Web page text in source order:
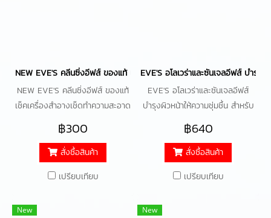
NEW EVE'S คลีนซิ่งอีฟส์ ของแท้ เช็คเครื่องสำอางเช็ดทำความสะอาดผิวหน้า
NEW EVE'S คลีนซิ่งอีฟส์ ของแท้
เช็คเครื่องสำอางเช็ดทำความสะอาด
ผิวหน้า THYME CLEANSING
MICELLAE WATER
฿300
สั่งซื้อสินค้า
เปรียบเทียบ
EVE'S อโลเวร่าและซันเจลอีฟส์ บำรุ
EVE'S อโลเวร่าและซันเจลอีฟส์
บำรุงผิวหน้าให้ความชุ่มชื้น สำหรับ
ผิวแห้งและบอบบาง ปราศจาก
แอลกอฮอล์ พร้อมกันแดด SPF
50+ PA++++
฿640
สั่งซื้อสินค้า
เปรียบเทียบ
New New